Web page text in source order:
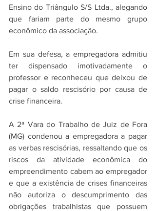
Ensino do Triângulo S/S Ltda., alegando
que fariam parte do mesmo grupo
econômico da associação.
Em sua defesa, a empregadora admitiu
ter dispensado imotivadamente o
professor e reconheceu que deixou de
pagar o saldo rescisório por causa de
crise financeira.
A 2ª Vara do Trabalho de Juiz de Fora
(MG) condenou a empregadora a pagar
as verbas rescisórias, ressaltando que os
riscos da atividade econômica do
empreendimento cabem ao empregador
e que a existência de crises financeiras
não autoriza o descumprimento das
obrigações trabalhistas que possuem